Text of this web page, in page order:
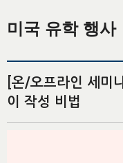
미국 유학 행사
[온/오프라인 세미
이 작성 비법